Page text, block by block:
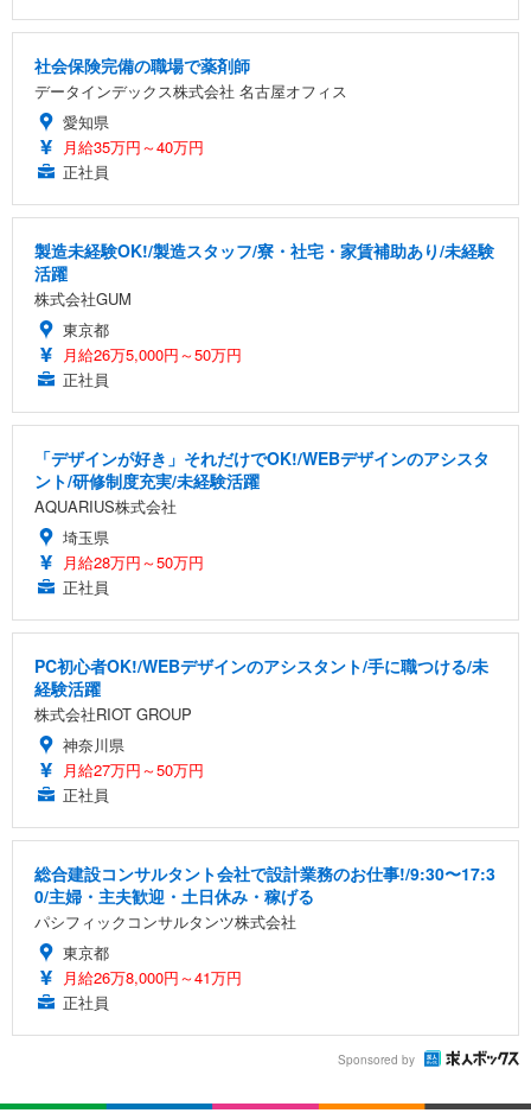
社会保険完備の職場で薬剤師
データインデックス株式会社 名古屋オフィス
愛知県
月給35万円～40万円
正社員
製造未経験OK!/製造スタッフ/寮・社宅・家賃補助あり/未経験
活躍
株式会社GUM
東京都
月給26万5,000円～50万円
正社員
「デザインが好き」それだけでOK!/WEBデザインのアシスタ
ント/研修制度充実/未経験活躍
AQUARIUS株式会社
埼玉県
月給28万円～50万円
正社員
PC初心者OK!/WEBデザインのアシスタント/手に職つける/未
経験活躍
株式会社RIOT GROUP
神奈川県
月給27万円～50万円
正社員
総合建設コンサルタント会社で設計業務のお仕事!/9:30〜17:3
0/主婦・主夫歓迎・土日休み・稼げる
パシフィックコンサルタンツ株式会社
東京都
月給26万8,000円～41万円
正社員
Sponsored by